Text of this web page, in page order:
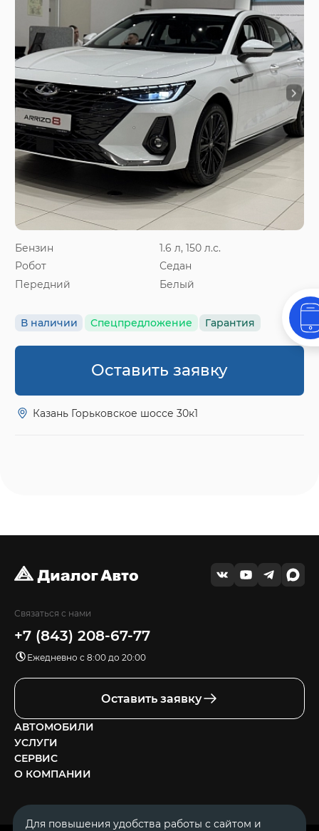
Бензин
1.6 л, 150 л.с.
Робот
Седан
Передний
Белый
В наличии Спецпредложение Гарантия
Оставить заявку
Казань Горьковское шоссе 30к1
Связаться с нами
+7 (843) 208-67-77
Ежедневно с 8:00 до 20:00
Оставить заявку
АВТОМОБИЛИ
УСЛУГИ
СЕРВИС
О КОМПАНИИ
Для повышения удобства работы с сайтом и